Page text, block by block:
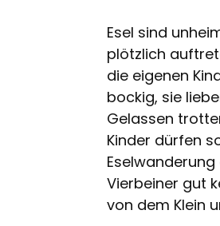
Esel sind
plötzlich
die eigenen
bockig, sie
Gelassen
Kinder dürfen
Vierbeiner gut
von dem Klein